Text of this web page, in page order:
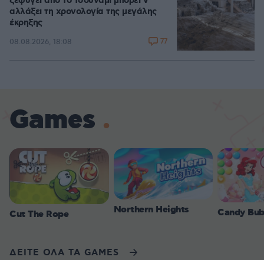
αλλάξει τη χρονολογία της μεγάλης
έκρηξης
08.08.2026, 18:08 77
Games
Cut The Rope Northern Heights Candy
ΔΕΙΤΕ ΟΛΑ ΤΑ GAMES